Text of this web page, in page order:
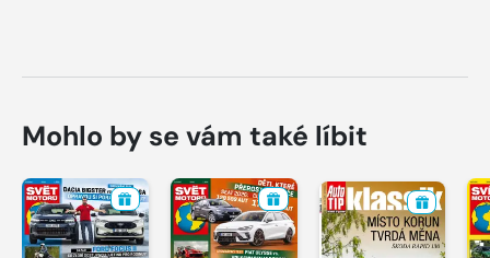
Mohlo by se vám také líbit